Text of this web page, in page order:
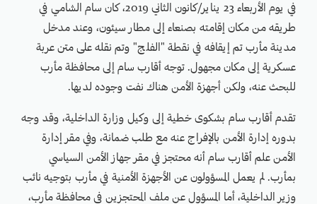
في يوم الأربعاء 23 يناير/كانون الثاني 2019، كان سام الشامي في
طريقه من مكان إقامته بصنعاء إلى مطار سيئون، وعند مدخل
مدينة مأرب تم إيقافه في نقطة "الفلج" وتم نقله على متن عربة
عسكرية إلى مكان مجهول. توجه أقارب سام إلى محافظة مأرب
للبحث عنه، ولكن أجهزة الأمن هناك نفت وجوده لديها.
تقدم أقارب سام بشكوى خطية إلى وكيل وزارة الداخلية، وقد وجه
بدوره إدارة الأمن بالإفراج عنه مع طلب ضمانة، وفي مقر إدارة
الأمن علم أقارب سام أنه محتجز في مقر جهاز الأمن السياسي
بمأرب. لم يعمل المسؤولون عن الأجهزة الأمنية في مأرب بتوجيه نائب
وزير الداخلية، أما المسؤول عن ملف المحتجزين في محافظة مأرب،